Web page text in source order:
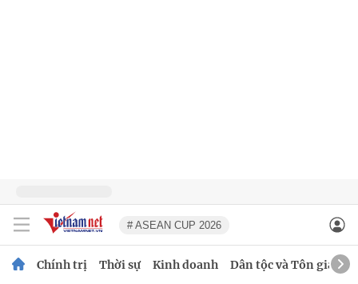
# ASEAN CUP 2026
Chính trị Thời sự Kinh doanh Dân tộc và Tôn giáo